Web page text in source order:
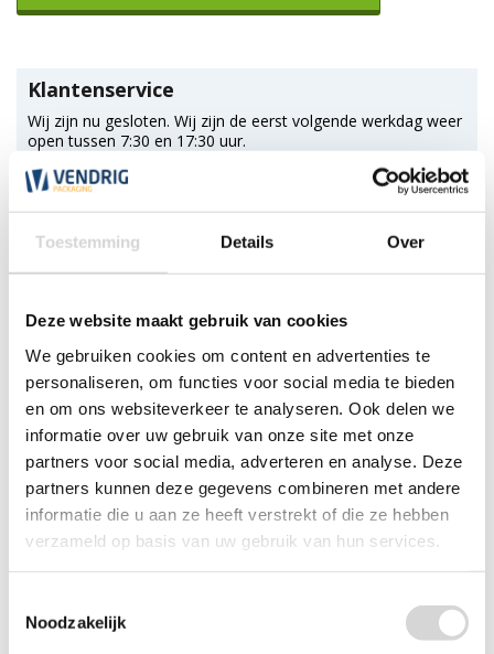
Toestemming Details Over
Deze website maakt gebruik van cookies
We gebruiken cookies om content en advertenties te
personaliseren, om functies voor social media te bieden
en om ons websiteverkeer te analyseren. Ook delen we
informatie over uw gebruik van onze site met onze
partners voor social media, adverteren en analyse. Deze
partners kunnen deze gegevens combineren met andere
informatie die u aan ze heeft verstrekt of die ze hebben
verzameld op basis van uw gebruik van hun services.
Noodzakelijk
Klantenservice
Wij zijn nu gesloten. Wij zijn de eerst volgende werkdag weer
open tussen 7:30 en 17:30 uur.
*Magazijn heeft andere
0348 4791 95
Chat
Mailen
Offerte aanvragen Vraag een speciale prijs op bij ons, wij
kijken naar de mogelijkheden.